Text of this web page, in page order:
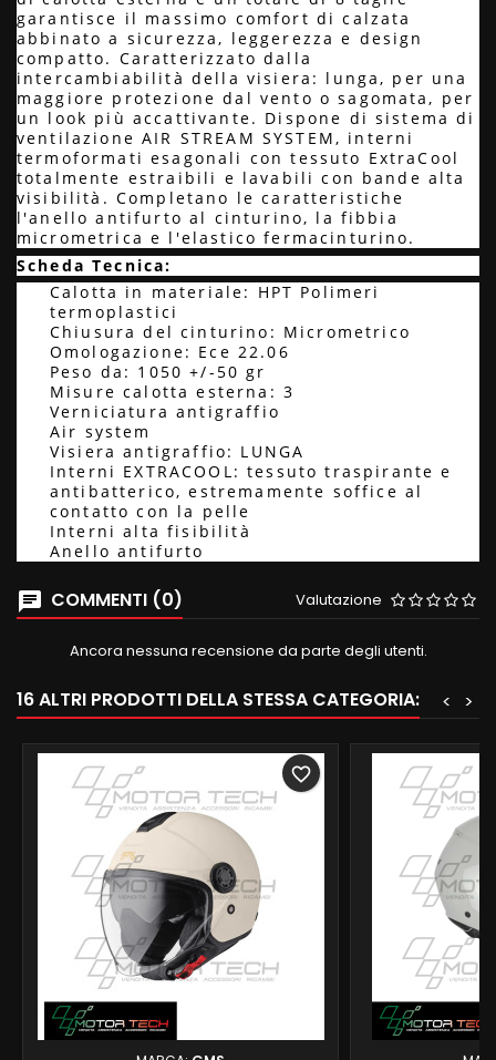
garantisce il massimo comfort di calzata
abbinato a sicurezza, leggerezza e design
compatto. Caratterizzato dalla
intercambiabilità della visiera: lunga, per una
maggiore protezione dal vento o sagomata, per
un look più accattivante. Dispone di sistema di
ventilazione AIR STREAM SYSTEM, interni
termoformati esagonali con tessuto ExtraCool
totalmente estraibili e lavabili con bande alta
visibilità. Completano le caratteristiche
l'anello antifurto al cinturino, la fibbia
micrometrica e l'elastico fermacinturino.
Scheda Tecnica:
Calotta in materiale: HPT Polimeri
termoplastici
Chiusura del cinturino: Micrometrico
Omologazione: Ece 22.06
Peso da: 1050 +/-50 gr
Misure calotta esterna: 3
Verniciatura antigraffio
Air system
Visiera antigraffio: LUNGA
Interni EXTRACOOL: tessuto traspirante e
antibatterico, estremamente soffice al
contatto con la pelle
Interni alta fisibilità
Anello antifurto
COMMENTI (0) Valutazione
Ancora nessuna recensione da parte degli utenti.
16 ALTRI PRODOTTI DELLA STESSA CATEGORIA: >
<
favorite_border